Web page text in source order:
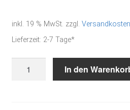
inkl. 19 % MwSt. zzgl. Versandkosten
Lieferzeit: 2-7 Tage*
In den